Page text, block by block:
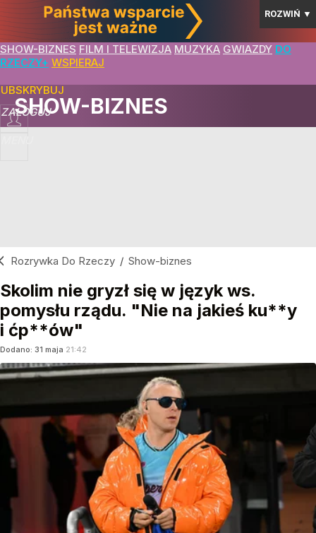
ROZWIŃ ▼
SHOW-BIZNES FILM I TELEWIZJA MUZYKA GWIAZDY DO
RZECZY+ WSPIERAJ
ZALOGUJ
SHOW-BIZNES
Rozrywka Do Rzeczy / Show-biznes
Skolim nie gryzł się w język ws.
pomysłu rządu. "Nie na jakieś ku**y
i ćp**ów"
Dodano: 31 maja 21:42